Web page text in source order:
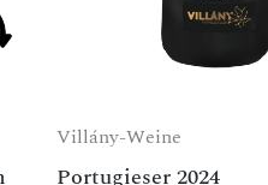
Villány-Weine
Portugieser 2024